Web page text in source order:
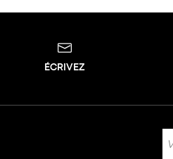
ÉCRIVEZ